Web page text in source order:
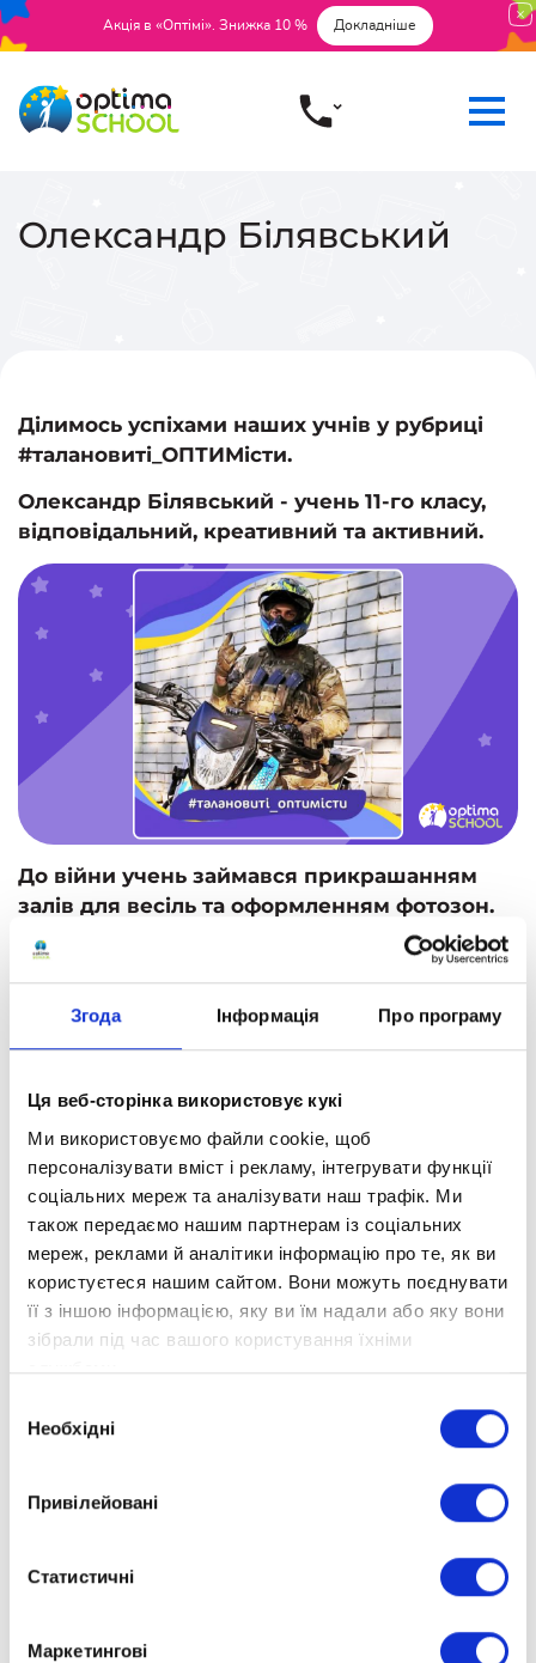
Згода Інформація Про програму
Ця веб-сторінка використовує кукі
Ми використовуємо файли cookie, щоб
персоналізувати вміст і рекламу, інтегрувати функції
соціальних мереж та аналізувати наш трафік. Ми
також передаємо нашим партнерам із соціальних
мереж, реклами й аналітики інформацію про те, як ви
користуєтеся нашим сайтом. Вони можуть поєднувати
її з іншою інформацією, яку ви їм надали або яку вони
зібрали під час вашого користування їхніми
службами.
згоди
Необхідні
Привілейовані
Статистичні
Маркетингові
Акція в «Оптімі». Знижка 10 % Докладніше
Олександр Білявський
Ділимось успіхами наших учнів у рубриці
#талановиті_ОПТИМісти.
Олександр Білявський - учень 11-го класу,
відповідальний, креативний та активний.
До війни учень займався прикрашанням
залів для весіль та оформленням фотозон.
З перших днів війни Олександр розпочав
активну волонтерську діяльність
Учень займається закупівлею автомобілів,
Пишаємось, що учні нашої школи мають
свідому громадську позицію, усіма своїми
вболівають за свою державу!
продовження його волонтерської